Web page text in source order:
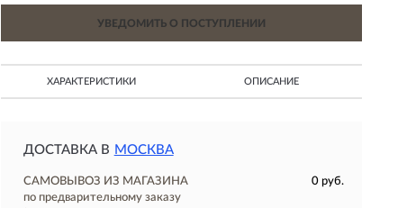
УВЕДОМИТЬ О ПОСТУПЛЕНИИ
ХАРАКТЕРИСТИКИ ОПИСАНИЕ
ДОСТАВКА В МОСКВА
САМОВЫВОЗ ИЗ МАГАЗИНА
0 руб.
по предварительному заказу